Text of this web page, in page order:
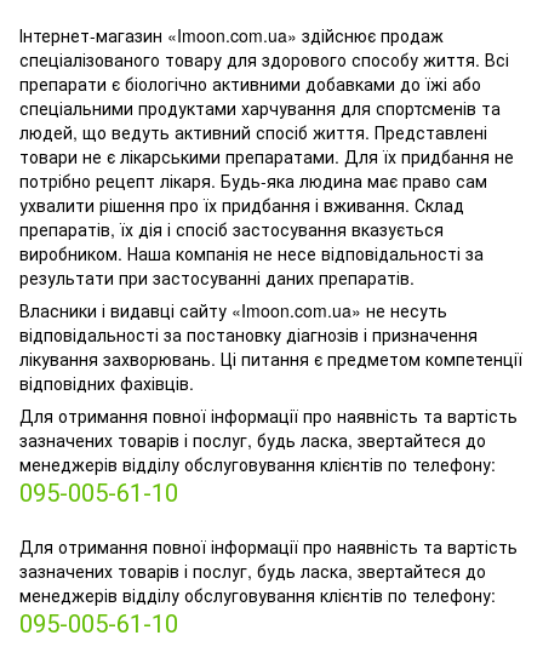
Інтернет-магазин «Imoon.com.ua» здійснює продаж
спеціалізованого товару для здорового способу життя. Всі
препарати є біологічно активними добавками до їжі або
спеціальними продуктами харчування для спортсменів та
людей, що ведуть активний спосіб життя. Представлені
товари не є лікарськими препаратами. Для їх придбання не
потрібно рецепт лікаря. Будь-яка людина має право сам
ухвалити рішення про їх придбання і вживання. Склад
препаратів, їх дія і спосіб застосування вказується
виробником. Наша компанія не несе відповідальності за
результати при застосуванні даних препаратів.
Власники і видавці сайту «Imoon.com.ua» не несуть
відповідальності за постановку діагнозів і призначення
лікування захворювань. Ці питання є предметом компетенції
відповідних фахівців.
Для отримання повної інформації про наявність та вартість
зазначених товарів і послуг, будь ласка, звертайтеся до
менеджерів відділу обслуговування клієнтів по телефону:
095-005-61-10
Для отримання повної інформації про наявність та вартість
зазначених товарів і послуг, будь ласка, звертайтеся до
менеджерів відділу обслуговування клієнтів по телефону:
095-005-61-10